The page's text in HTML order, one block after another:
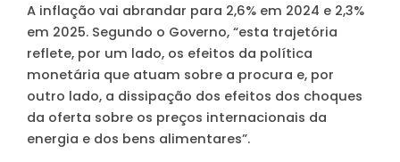
A inflação vai abrandar para 2,6% em 2024 e 2,3%
em 2025. Segundo o Governo, “esta trajetória
reflete, por um lado, os efeitos da política
monetária que atuam sobre a procura e, por
outro lado, a dissipação dos efeitos dos choques
da oferta sobre os preços internacionais da
energia e dos bens alimentares”.